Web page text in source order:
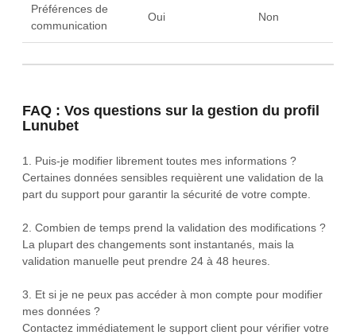
Préférences de
communication
Oui Non
FAQ : Vos questions sur la gestion du profil
Lunubet
1. Puis-je modifier librement toutes mes informations ?
Certaines données sensibles requièrent une validation de la
part du support pour garantir la sécurité de votre compte.
2. Combien de temps prend la validation des modifications ?
La plupart des changements sont instantanés, mais la
validation manuelle peut prendre 24 à 48 heures.
3. Et si je ne peux pas accéder à mon compte pour modifier
mes données ?
Contactez immédiatement le support client pour vérifier votre